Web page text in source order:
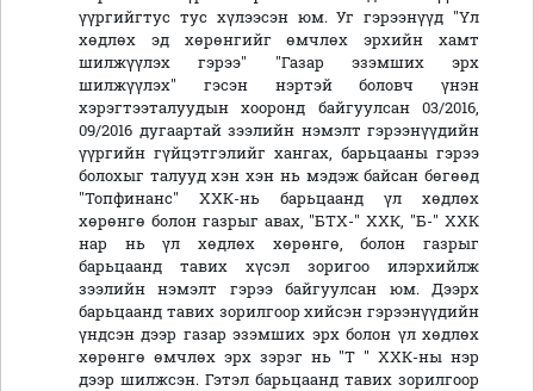
үүргийгтус тус хүлээсэн юм. Уг гэрээнүүд "Үл
хөдлөх эд хөрөнгийг өмчлөх эрхийн хамт
шилжүүлэх гэрээ" "Газар эзэмших эрх
шилжүүлэх" гэсэн нэртэй боловч үнэн
хэрэгтээталуудын хооронд байгуулсан 03/2016,
09/2016 дугаартай зээлийн нэмэлт гэрээнүүдийн
үүргийн гүйцэтгэлийг хангах, барьцааны гэрээ
болохыг талууд хэн хэн нь мэдэж байсан бөгөөд
"Топфинанс" ХХК-нь барьцаанд үл хөдлөх
хөрөнгө болон газрыг авах, "БТХ-" ХХК, "Б-" ХХК
нар нь үл хөдлөх хөрөнгө, болон газрыг
барьцаанд тавих хүсэл зоригоо илэрхийлж
зээлийн нэмэлт гэрээ байгуулсан юм. Дээрх
барьцаанд тавих зорилгоор хийсэн гэрээнүүдийн
үндсэн дээр газар эзэмших эрх болон үл хөдлөх
хөрөнгө өмчлөх эрх зэрэг нь "Т " ХХК-ны нэр
дээр шилжсэн. Гэтэл барьцаанд тавих зорилгоор